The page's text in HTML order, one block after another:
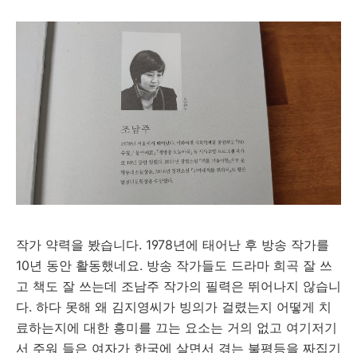
작가 약력을 봤습니다. 1978년에 태어난 후 방송 작가를
10년 동안 활동했네요. 방송 작가들도 드라마 희곡 잘 쓰
고 책도 잘 쓰는데 조남주 작가의 필력은 뛰어나지 않습니
다. 하다 못해 왜 김지영씨가 빙의가 걸렸는지 어떻게 치
료하는지에 대한 흥미를 끄는 요소는 거의 없고 여기저기
서 주워 들은 여자가 한국에 살면서 겪는 불평등을 짜집기